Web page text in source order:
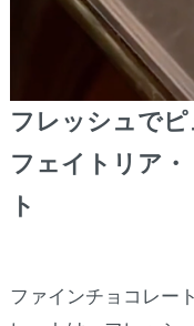
フレッシュで
フェイトリア
ト
ファインチョコレー